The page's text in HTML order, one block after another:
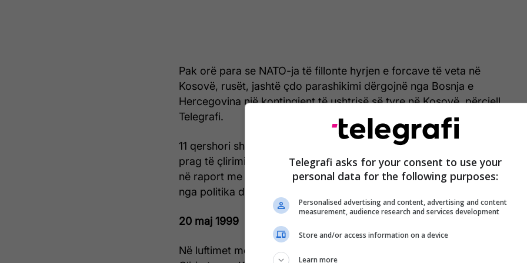
Pak orë para se NATO-ja të fillonte hyrjen e forcave të veta në
Kosovë, rusët, jashtë çdo parashikimi dërgojnë nga Bosnja e
Hercegovina një kontingjent të ushtrisë së tyre në Kosovë, përcjell
Telegrafi.
11 qershori shënon 23-vjetorin e një dite të trishtë për Kosovën në
prag të çlirimit të saj, por si simbolikë jep edhe të ardhmen e vendit
në raport me Federatën e Rusisë, e cila, për fat të keq, nuk dallon
nga politika destruktive moskovite edhe para datës në fjalë.
20 maj 1999
Në luftimet me forcat okupatore serbe në Koshare, Ushtria
Telegrafi asks for your consent to use your
personal data for the following purposes:
Personalised advertising and content, advertising and content
measurement, audience research and services development
Store and/or access information on a device
Learn more